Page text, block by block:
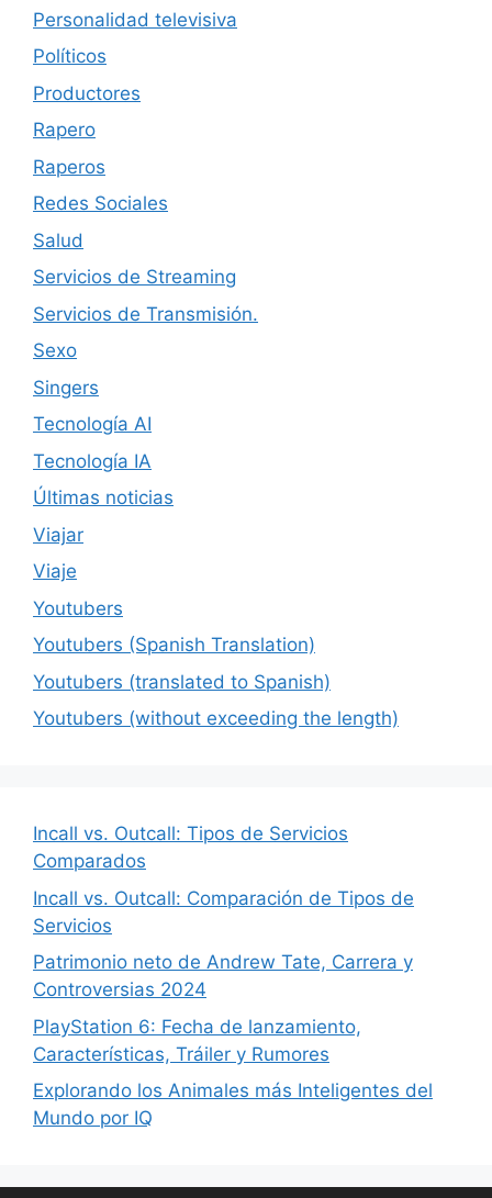
Personalidad televisiva
Políticos
Productores
Rapero
Raperos
Redes Sociales
Salud
Servicios de Streaming
Servicios de Transmisión.
Sexo
Singers
Tecnología AI
Tecnología IA
Últimas noticias
Viajar
Viaje
Youtubers
Youtubers (Spanish Translation)
Youtubers (translated to Spanish)
Youtubers (without exceeding the length)
Incall vs. Outcall: Tipos de Servicios
Comparados
Incall vs. Outcall: Comparación de Tipos de
Servicios
Patrimonio neto de Andrew Tate, Carrera y
Controversias 2024
PlayStation 6: Fecha de lanzamiento,
Características, Tráiler y Rumores
Explorando los Animales más Inteligentes del
Mundo por IQ